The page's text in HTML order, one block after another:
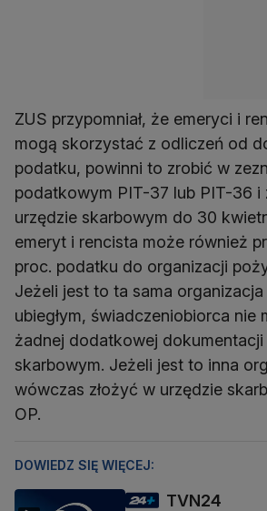
ZUS przypomniał, że emeryci i
mogą skorzystać z odliczeń od
podatku, powinni to zrobić w
podatkowym PIT-37 lub PIT-36 i
urzędzie skarbowym do 30
emeryt i rencista może również
proc. podatku do organizacji
Jeżeli jest to ta sama
ubiegłym, świadczeniobiorca nie
żadnej dodatkowej dokumentacji
skarbowym. Jeżeli jest to inna
wówczas złożyć w urzędzie
OP.
DOWIEDZ SIĘ WIĘCEJ:
TVN24